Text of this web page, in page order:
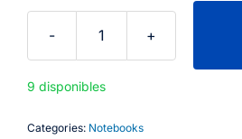
Notebook
ProBook
9 disponibles
Categories: Notebooks